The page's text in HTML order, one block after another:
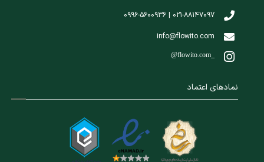
021-88147097 | 0996-5600936
info@flowito.com
@flowito.com_
نمادهای اعتماد